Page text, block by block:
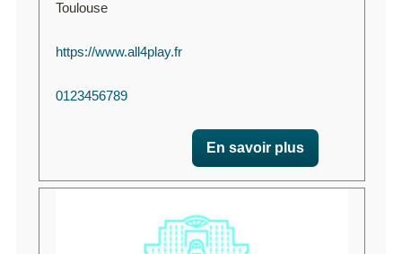
Toulouse
https://www.all4play.fr
0123456789
En savoir plus